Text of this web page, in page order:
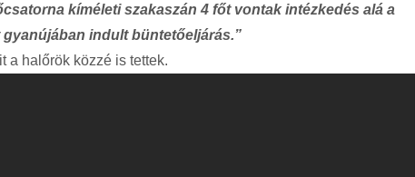
kíméleti szakaszán 4 főt vontak intézkedés alá a
indult büntetőeljárás.”
a halőrök közzé is tettek.